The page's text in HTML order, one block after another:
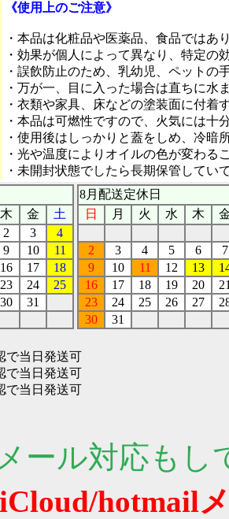
《使用上のご注意》
・本品は化粧品や医薬品、食品ではあ
・効果が個人によって異なり、特定の
・誤飲防止のため、乳幼児、ペットの
・万が一、目に入った場合は直ちに水
・衣類や家具、床などの塗装面に付
・本品は可燃性ですので、火気には十
・使用後はしっかりと蓋をしめ、冷暗
・光や温度によりオイルの色が変わ
・未開封状態でしたら長期保管してい
木 金
土
2 3
4
9 10
11
16 17
18
23 24
25
30 31
8月配送定休日
日
月 火 水 木
2 3 4 5 6
7
9
10 11 12 13
16
17 18 19 20
23
24 25 26 27
30
31
で当日発送可
で当日発送可
で当日発送可
ール対応もし
hotmail